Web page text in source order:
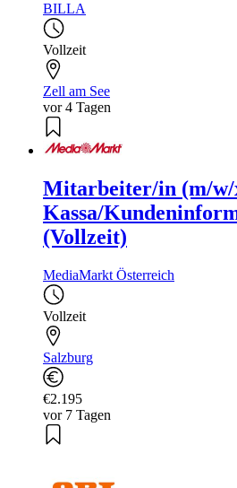
BILLA
Vollzeit
Zell am See
vor 4 Tagen
Mitarbeiter/in (m/
Kassa/
(Vollzeit)
MediaMarkt Österreich
Vollzeit
Salzburg
€2.195
vor 7 Tagen